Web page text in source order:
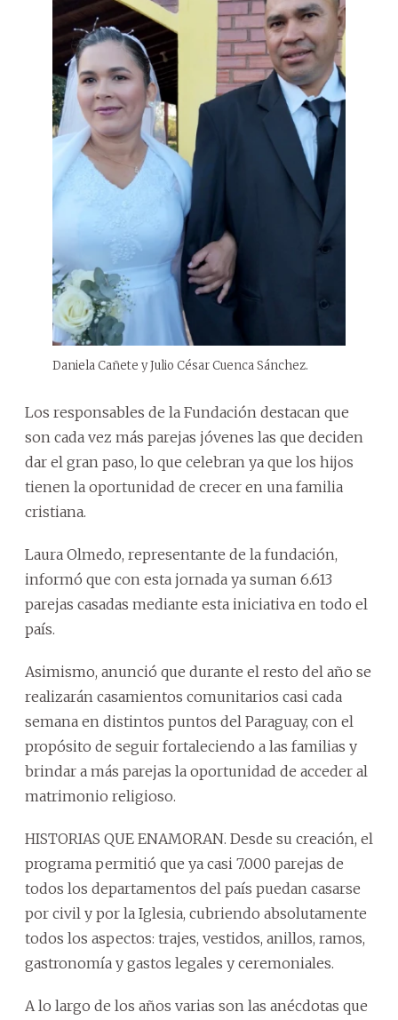
Daniela Cañete y Julio César Cuenca Sánchez.
Los responsables de la Fundación destacan que
son cada vez más parejas jóvenes las que deciden
dar el gran paso, lo que celebran ya que los hijos
tienen la oportunidad de crecer en una familia
cristiana.
Laura Olmedo, representante de la fundación,
informó que con esta jornada ya suman 6.613
parejas casadas mediante esta iniciativa en todo el
país.
Asimismo, anunció que durante el resto del año se
realizarán casamientos comunitarios casi cada
semana en distintos puntos del Paraguay, con el
propósito de seguir fortaleciendo a las familias y
brindar a más parejas la oportunidad de acceder al
matrimonio religioso.
HISTORIAS QUE ENAMORAN. Desde su creación, el
programa permitió que ya casi 7.000 parejas de
todos los departamentos del país puedan casarse
por civil y por la Iglesia, cubriendo absolutamente
todos los aspectos: trajes, vestidos, anillos, ramos,
gastronomía y gastos legales y ceremoniales.
A lo largo de los años varias son las anécdotas que